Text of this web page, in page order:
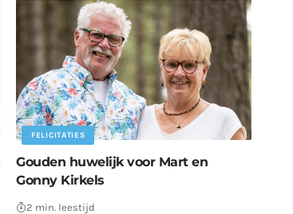
FELICITATIES
Gouden huwelijk voor Mart en
Gonny Kirkels
2 min. leestijd